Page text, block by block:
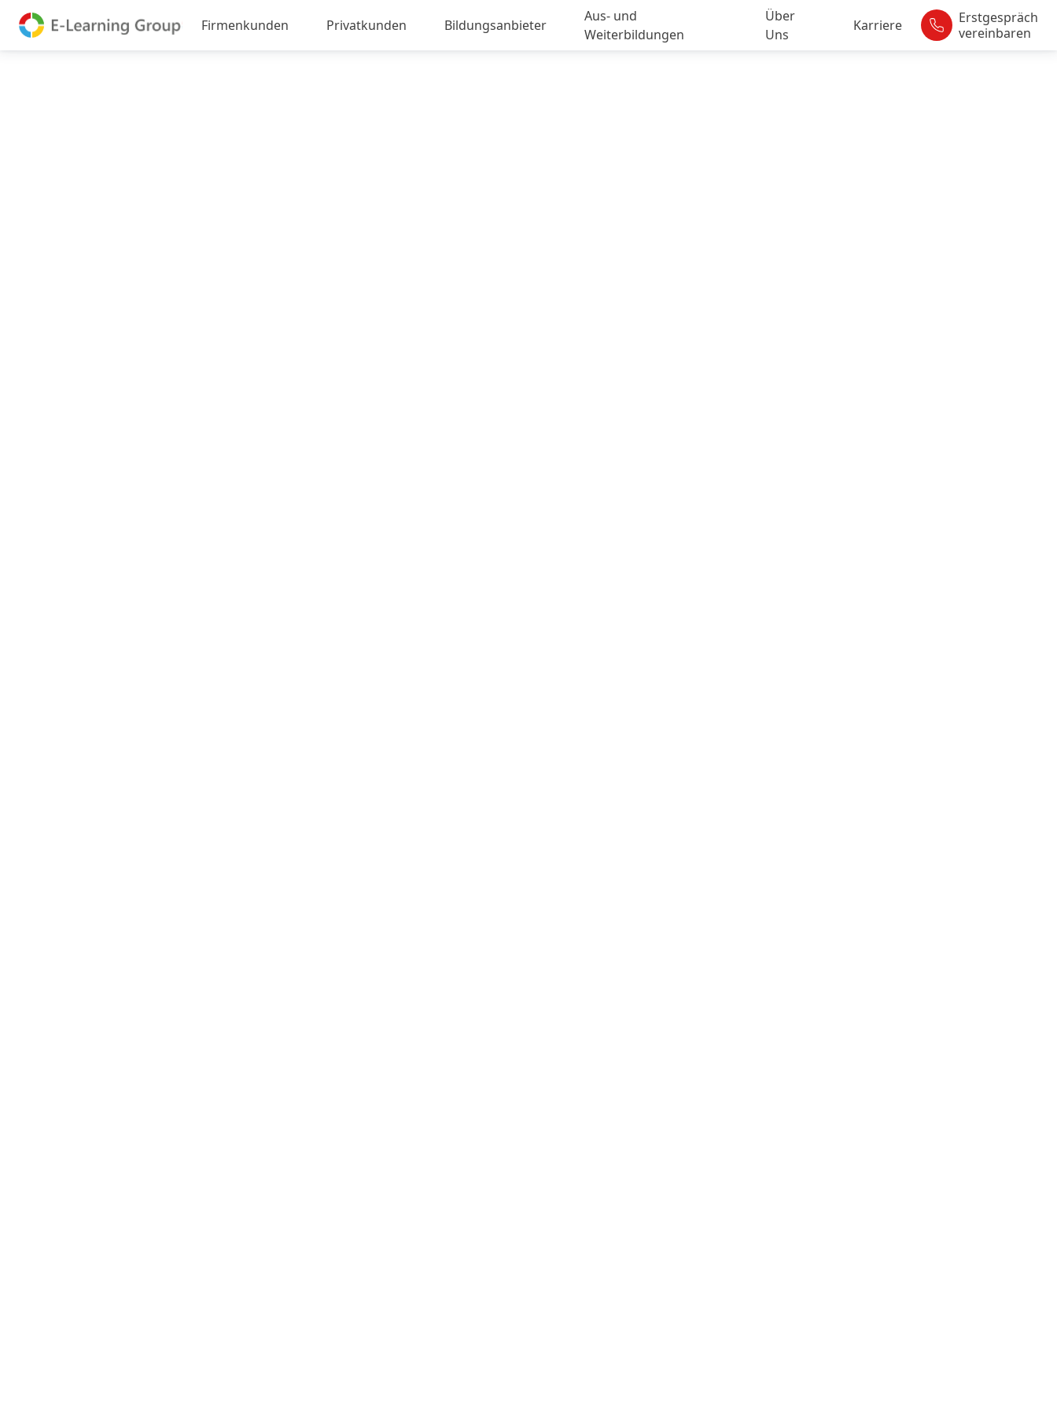
Firmenkunden Privatkunden Bildungsanbieter
Aus- und
Weiterbildungen
Über
Uns
Karriere
Erstgespräch
vereinbaren